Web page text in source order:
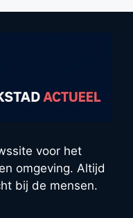
voor het
omgeving. Altijd
bij de mensen.